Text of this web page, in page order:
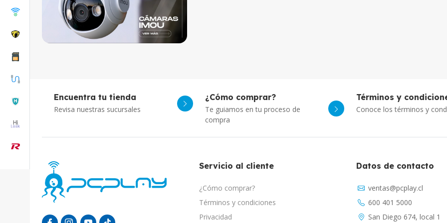
Encuentra tu tienda
Revisa nuestras sucursales
¿Cómo comprar?
Te guiamos en tu proceso de
compra
Términos y
Conoce los términos y
Servicio al cliente
¿Cómo comprar?
Términos y condiciones
Privacidad
Datos de contacto
ventas@pcplay.cl
600 401 5000
San Diego 674, local 1